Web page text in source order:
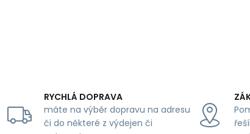
RYCHLÁ DOPRAVA
máte na výběr dopravu na adresu
či do některé z výdejen či